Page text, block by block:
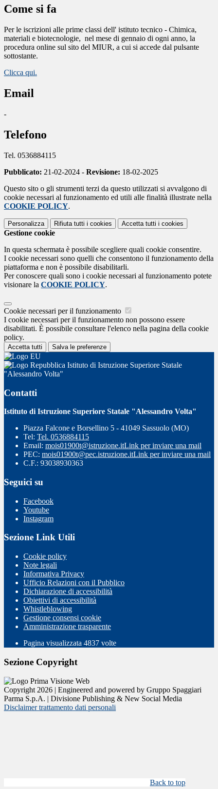
Come si fa
Per le iscrizioni alle prime classi dell' istituto tecnico - Chimica,
materiali e biotecnologie, nel mese di gennaio di ogni anno, la
procedura online sul sito del MIUR, a cui si accede dal pulsante
sottostante.
Clicca qui.
Email
-
Telefono
Tel. 0536884115
Pubblicato: 21-02-2024 - Revisione: 18-02-2025
Questo sito o gli strumenti terzi da questo utilizzati si avvalgono di
cookie necessari al funzionamento ed utili alle finalità illustrate nella
COOKIE POLICY.
Personalizza Rifiuta tutti i cookies Accetta tutti i cookies
Gestione cookie
In questa schermata è possibile scegliere quali cookie consentire.
I cookie necessari sono quelli che consentono il funzionamento della
piattaforma e non è possibile disabilitarli.
Per conoscere quali sono i cookie necessari al funzionamento potete
visionare la COOKIE POLICY.
Cookie necessari per il funzionamento
I cookie necessari per il funzionamento non possono essere
disabilitati. È possibile consultare l'elenco nella pagina della cookie
policy.
Accetta tutti Salva le preferenze
Istituto di Istruzione Superiore Statale
"Alessandro Volta"
Contatti
Istituto di Istruzione Superiore Statale "Alessandro Volta"
Piazza Falcone e Borsellino 5 - 41049 Sassuolo (MO)
Tel: Tel. 0536884115
Email: mois01900t@istruzione.itLink per inviare una mail
PEC: mois01900t@pec.istruzione.itLink per inviare una mail
C.F.: 93038930363
Seguici su
Facebook
Youtube
Instagram
Sezione Link Utili
Cookie policy
Note legali
Informativa Privacy
Ufficio Relazioni con il Pubblico
Dichiarazione di accessibilità
Obiettivi di accessibilità
Whistleblowing
Gestione consensi cookie
Amministrazione trasparente
Pagina visualizzata 4837 volte
Sezione Copyright
Copyright 2026 | Engineered and powered by Gruppo Spaggiari
Parma S.p.A. | Divisione Publishing & New Social Media
Disclaimer trattamento dati personali
Back to top